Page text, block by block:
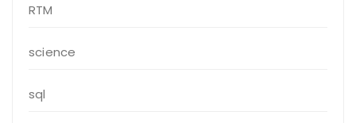
RTM
science
sql